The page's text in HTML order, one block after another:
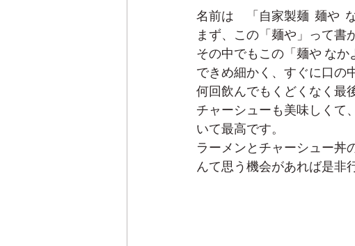
名前は　「自家製麺  麺や
まず、この「麺や」って書
その中でもこの「麺や な
できめ細かく、すぐに口の
何回飲んでもくどくなく最
チャーシューも美味しくて
いて最高です。
ラーメンとチャーシュー丼
んて思う機会があれば是非